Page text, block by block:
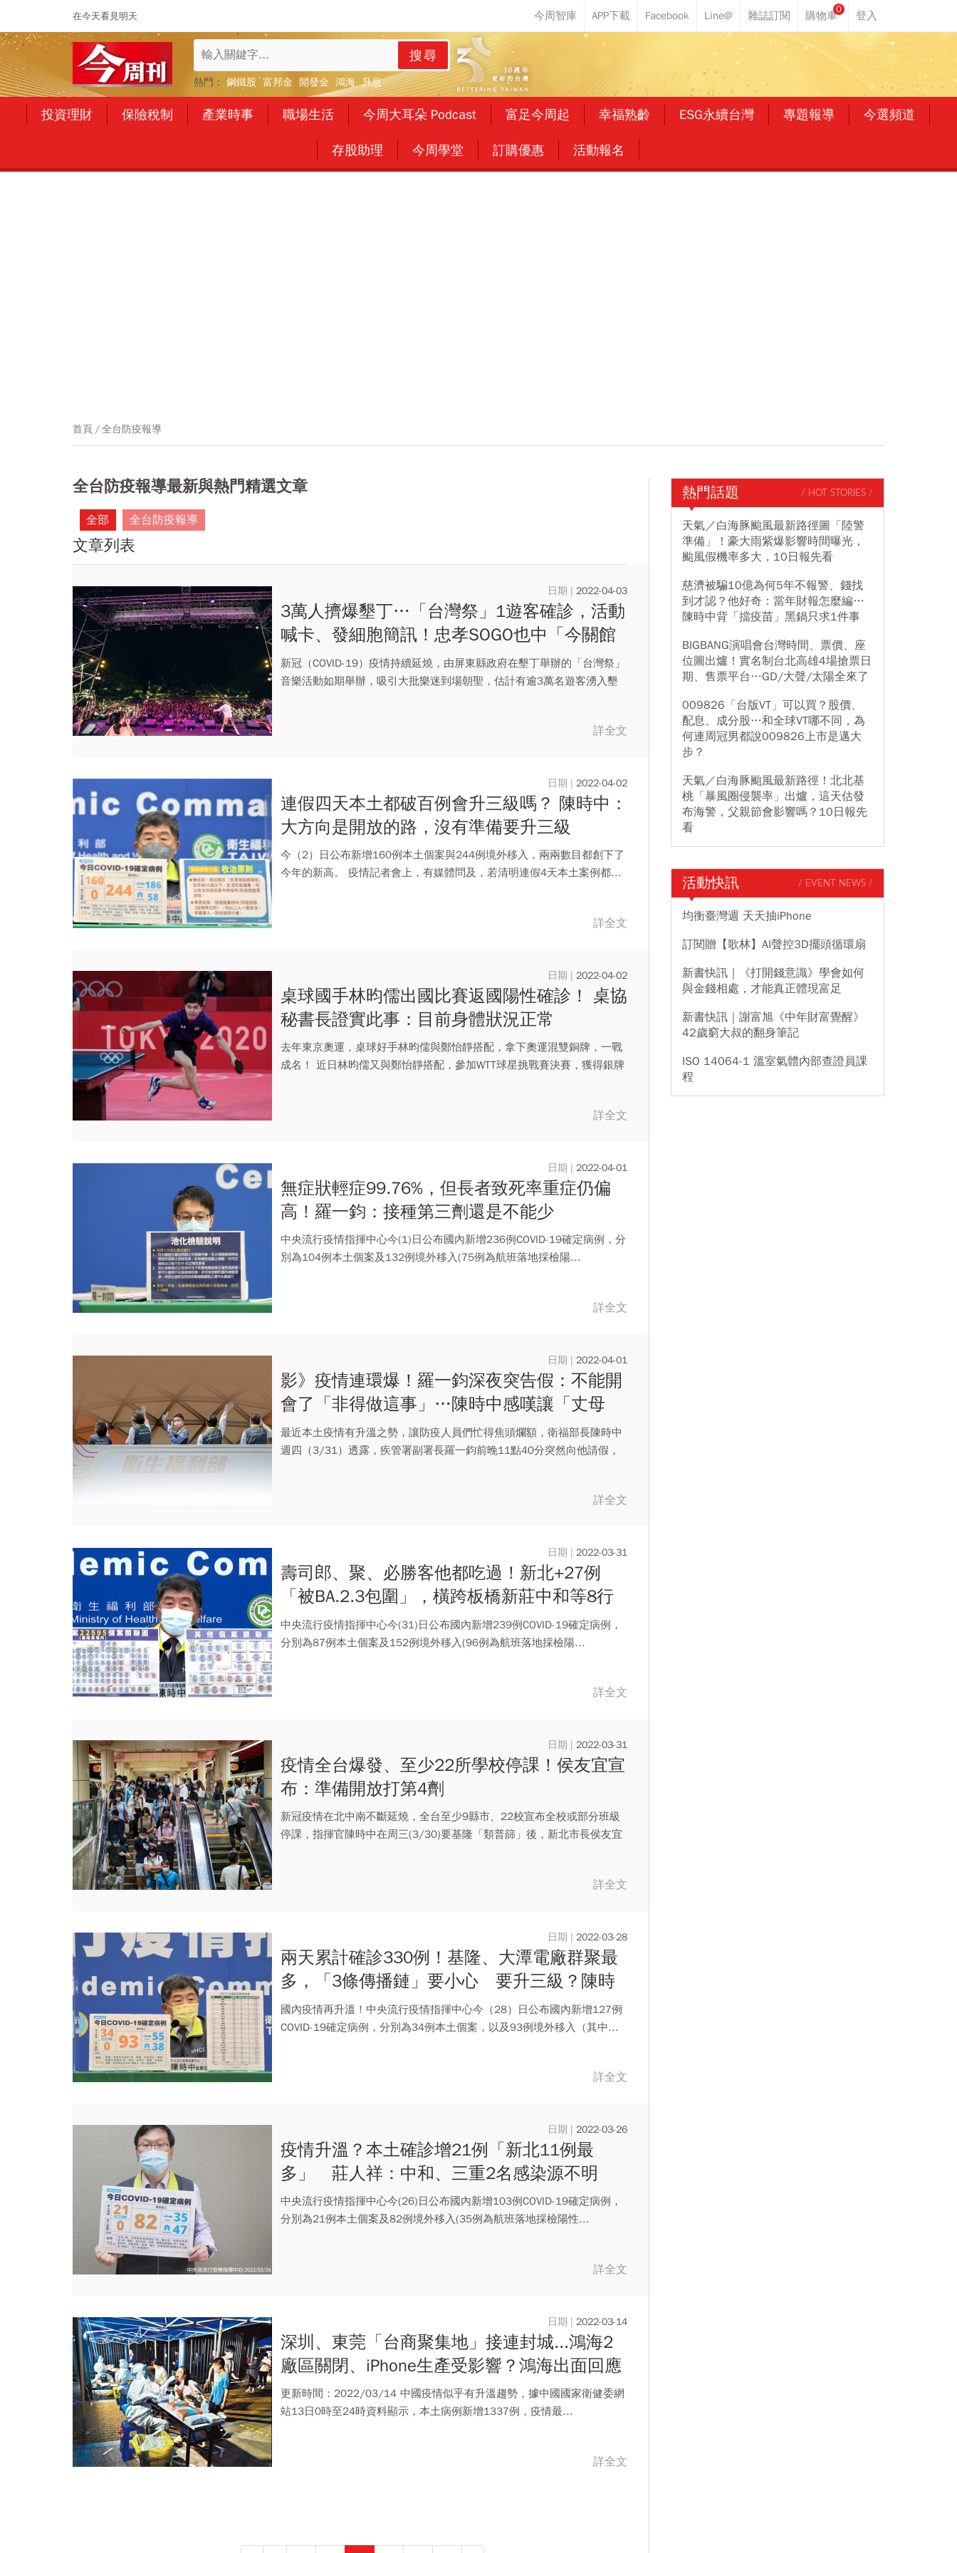
在今天看見明天
0
搜尋
熱門： 鋼鐵股 富邦金 開發金 鴻海 升息
投資理財 保險稅制 產業時事 職場生活 今周大耳朵 Podcast 富足今周起 幸福熟齡 ESG永續台灣 專題報導 今選頻道
存股助理 今周學堂 訂購優惠 活動報名
首頁 全台防疫報導
全台防疫報導最新與熱門精選文章
全部 全台防疫報導
文章列表
2022-04-03
3萬人擠爆墾丁…「台灣祭」1遊客確診，活動
喊卡、發細胞簡訊！忠孝SOGO也中「今關館
清消」
新冠（COVID-19）疫情持續延燒，由屏東縣政府在墾丁舉辦的「台灣祭」
音樂活動如期舉辦，吸引大批樂迷到場朝聖，估計有逾3萬名遊客湧入墾
詳全文
2022-04-02
連假四天本土都破百例會升三級嗎？ 陳時中：
大方向是開放的路，沒有準備要升三級
今（2）日公布新增160例本土個案與244例境外移入，兩兩數目都創下了
今年的新高。 疫情記者會上，有媒體問及，若清明連假4天本土案例都...
詳全文
2022-04-02
桌球國手林昀儒出國比賽返國陽性確診！ 桌協
秘書長證實此事：目前身體狀況正常
去年東京奧運，桌球好手林昀儒與鄭怡靜搭配，拿下奧運混雙銅牌，一戰
成名！ 近日林昀儒又與鄭怡靜搭配，參加WTT球星挑戰賽決賽，獲得銀牌
詳全文
2022-04-01
無症狀輕症99.76%，但長者致死率重症仍偏
高！羅一鈞：接種第三劑還是不能少
中央流行疫情指揮中心今(1)日公布國內新增236例COVID-19確定病例，分
別為104例本土個案及132例境外移入(75例為航班落地採檢陽...
詳全文
2022-04-01
影》疫情連環爆！羅一鈞深夜突告假：不能開
會了「非得做這事」…陳時中感嘆讓「丈母
娘」出來說話了
最近本土疫情有升溫之勢，讓防疫人員們忙得焦頭爛額，衛福部長陳時中
週四（3/31）透露，疾管署副署長羅一鈞前晚11點40分突然向他請假，
詳全文
2022-03-31
壽司郎、聚、必勝客他都吃過！新北+27例
「被BA.2.3包圍」，橫跨板橋新莊中和等8行
政區
中央流行疫情指揮中心今(31)日公布國內新增239例COVID-19確定病例，
分別為87例本土個案及152例境外移入(96例為航班落地採檢陽...
詳全文
2022-03-31
疫情全台爆發、至少22所學校停課！侯友宜宣
布：準備開放打第4劑
新冠疫情在北中南不斷延燒，全台至少9縣市、22校宣布全校或部分班級
停課，指揮官陳時中在周三(3/30)要基隆「類普篩」後，新北市長侯友宜
詳全文
2022-03-28
兩天累計確診330例！基隆、大潭電廠群聚最
多，「3條傳播鏈」要小心 要升三級？陳時
中解答
國內疫情再升溫！中央流行疫情指揮中心今（28）日公布國內新增127例
COVID-19確定病例，分別為34例本土個案，以及93例境外移入（其中...
詳全文
2022-03-26
疫情升溫？本土確診增21例「新北11例最
多」 莊人祥：中和、三重2名感染源不明
中央流行疫情指揮中心今(26)日公布國內新增103例COVID-19確定病例，
分別為21例本土個案及82例境外移入(35例為航班落地採檢陽性...
詳全文
2022-03-14
深圳、東莞「台商聚集地」接連封城...鴻海2
廠區關閉、iPhone生產受影響？鴻海出面回應
更新時間：2022/03/14 中國疫情似乎有升溫趨勢，據中國國家衛健委網
站13日0時至24時資料顯示，本土病例新增1337例，疫情最...
詳全文
熱門話題 / HOT STORIES /
天氣／白海豚颱風最新路徑圖「陸警
準備」！豪大雨紫爆影響時間曝光，
颱風假機率多大，10日報先看
慈濟被騙10億為何5年不報警、錢找
到才認？他好奇：當年財報怎麼編…
陳時中背「擋疫苗」黑鍋只求1件事
BIGBANG演唱會台灣時間、票價、座
位圖出爐！實名制台北高雄4場搶票日
期、售票平台…GD/大聲/太陽全來了
009826「台版VT」可以買？股價、
配息、成分股…和全球VT哪不同，為
何連周冠男都說009826上市是邁大
步？
天氣／白海豚颱風最新路徑！北北基
桃「暴風圈侵襲率」出爐，這天估發
布海警，父親節會影響嗎？10日報先
看
活動快訊 / EVENT NEWS /
均衡臺灣週 天天抽iPhone
訂閱贈【歌林】AI聲控3D擺頭循環扇
新書快訊｜《打開錢意識》學會如何
與金錢相處，才能真正體現富足
新書快訊｜謝富旭《中年財富覺醒》
42歲窮大叔的翻身筆記
ISO 14064-1 溫室氣體內部查證員課
程